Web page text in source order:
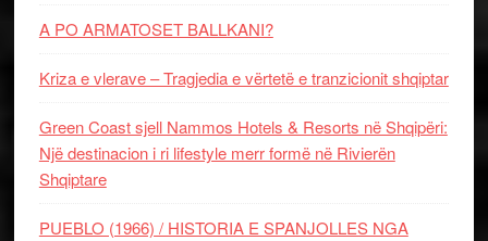
A PO ARMATOSET BALLKANI?
Kriza e vlerave – Tragjedia e vërtetë e tranzicionit shqiptar
Green Coast sjell Nammos Hotels & Resorts në Shqipëri:
Një destinacion i ri lifestyle merr formë në Rivierën
Shqiptare
PUEBLO (1966) / HISTORIA E SPANJOLLES NGA